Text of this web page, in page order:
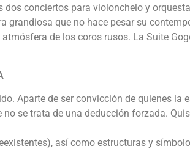
dos conciertos para violonchelo y
grandiosa que no hace pesar su
de los coros rusos. La Suite
Aparte de ser convicción de quienes la
se trata de una deducción forzada.
así como estructuras y